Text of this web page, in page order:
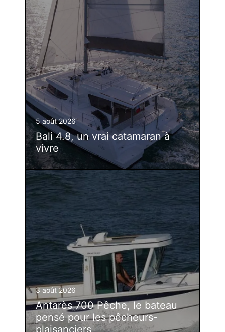
5 août 2026
Bali 4.8, un vrai catamaran à
vivre
3 août 2026
Antarès 700 Pêche, le bateau
pensé pour les pêcheurs-
plaisanciers